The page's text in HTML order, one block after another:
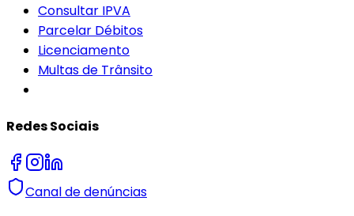
Consultar IPVA
Parcelar Débitos
Licenciamento
Multas de Trânsito
Redes Sociais
Canal de denúncias